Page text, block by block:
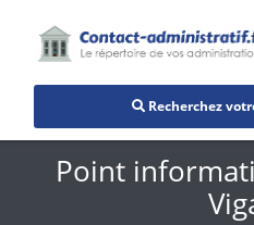
Recherchez
Point